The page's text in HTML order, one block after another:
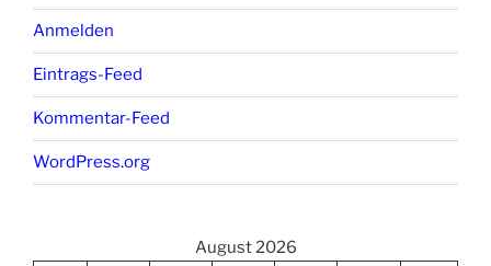
Anmelden
Eintrags-Feed
Kommentar-Feed
WordPress.org
August 2026